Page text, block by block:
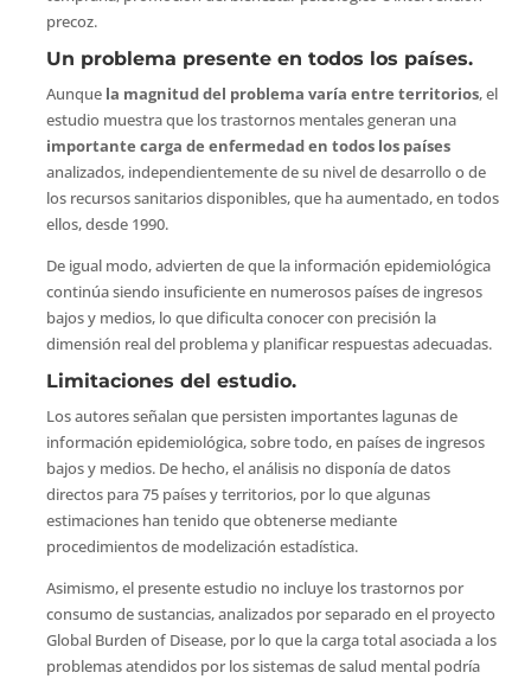
precoz.
Un problema presente en todos los países.
Aunque la magnitud del problema varía entre territorios, el
estudio muestra que los trastornos mentales generan una
importante carga de enfermedad en todos los países
analizados, independientemente de su nivel de desarrollo o de
los recursos sanitarios disponibles, que ha aumentado, en todos
ellos, desde 1990.
De igual modo, advierten de que la información epidemiológica
continúa siendo insuficiente en numerosos países de ingresos
bajos y medios, lo que dificulta conocer con precisión la
dimensión real del problema y planificar respuestas adecuadas.
Limitaciones del estudio.
Los autores señalan que persisten importantes lagunas de
información epidemiológica, sobre todo, en países de ingresos
bajos y medios. De hecho, el análisis no disponía de datos
directos para 75 países y territorios, por lo que algunas
estimaciones han tenido que obtenerse mediante
procedimientos de modelización estadística.
Asimismo, el presente estudio no incluye los trastornos por
consumo de sustancias, analizados por separado en el proyecto
Global Burden of Disease, por lo que la carga total asociada a los
problemas atendidos por los sistemas de salud mental podría